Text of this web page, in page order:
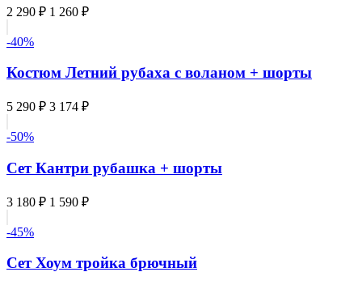
2 290 ₽ 1 260 ₽
-40%
Костюм Летний рубаха с воланом + шорты
5 290 ₽ 3 174 ₽
-50%
Сет Кантри рубашка + шорты
3 180 ₽ 1 590 ₽
-45%
Сет Хоум тройка брючный